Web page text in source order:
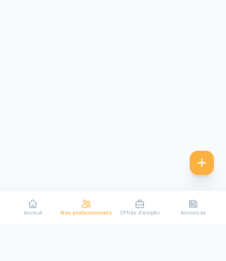
Acceuil Nos professionnels Offres d'emploi Annonces